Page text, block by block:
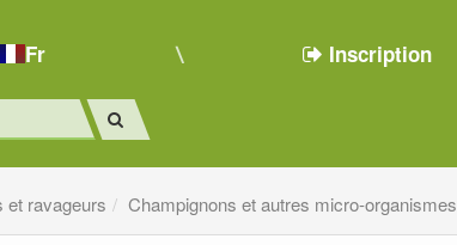
Fr Inscription
et ravageurs Champignons et autres micro-organismes